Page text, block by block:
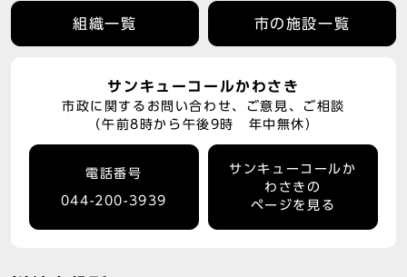
組織一覧 市の施設一覧
サンキューコールかわさき
市政に関するお問い合わせ、ご意見、ご相談
（午前8時から午後9時 年中無休）
電話番号
044-200-3939
サンキューコールか
わさきの
ページを見る